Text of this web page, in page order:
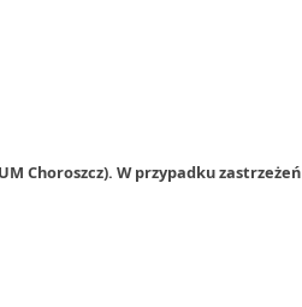
Choroszcz). W przypadku zastrzeżeń